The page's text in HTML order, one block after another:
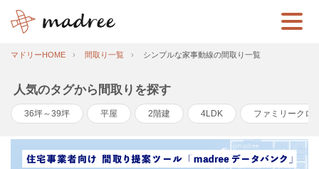
マドリーHOME 間取り一覧 シンプルな家事動線の間取り一覧
人気のタグから間取りを探す
36坪～39坪 平屋 2階建 4LDK ファミリークロ